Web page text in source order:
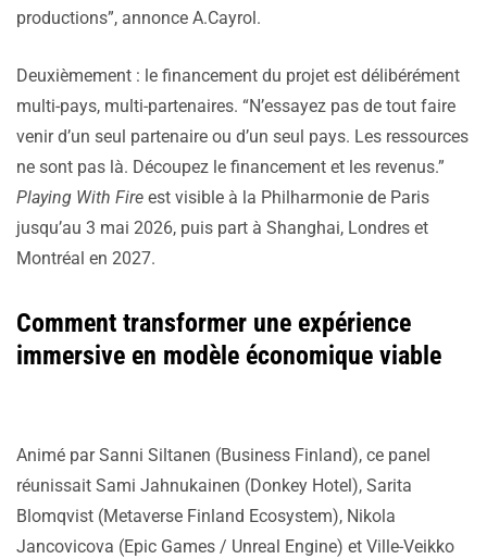
productions”, annonce A.Cayrol.
Deuxièmement : le financement du projet est délibérément
multi-pays, multi-partenaires. “N’essayez pas de tout faire
venir d’un seul partenaire ou d’un seul pays. Les ressources
ne sont pas là. Découpez le financement et les revenus.”
Playing With Fire est visible à la Philharmonie de Paris
jusqu’au 3 mai 2026, puis part à Shanghai, Londres et
Montréal en 2027.
Comment transformer une expérience
immersive en modèle économique viable
Animé par Sanni Siltanen (Business Finland), ce panel
réunissait Sami Jahnukainen (Donkey Hotel), Sarita
Blomqvist (Metaverse Finland Ecosystem), Nikola
Jancovicova (Epic Games / Unreal Engine) et Ville-Veikko